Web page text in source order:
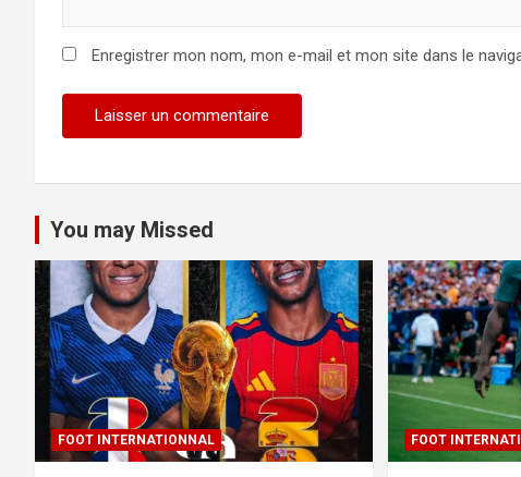
Enregistrer mon nom, mon e-mail et mon site dans le
You may Missed
FOOT INTERNATIONNAL FOOT